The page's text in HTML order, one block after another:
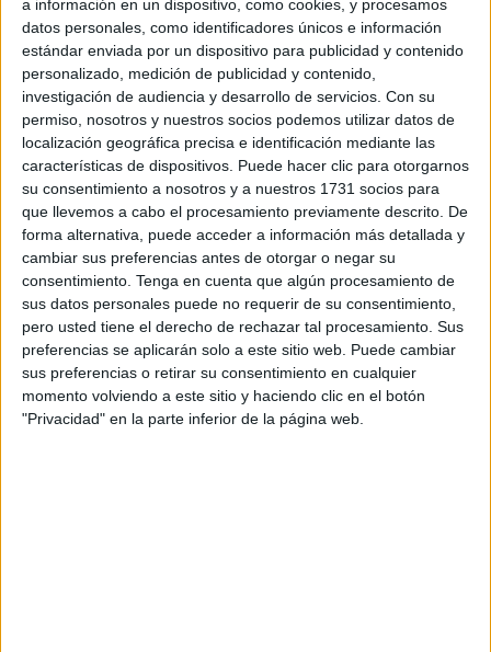
a información en un dispositivo, como cookies, y procesamos
datos personales, como identificadores únicos e información
estándar enviada por un dispositivo para publicidad y contenido
personalizado, medición de publicidad y contenido,
investigación de audiencia y desarrollo de servicios. Con su
permiso, nosotros y nuestros socios podemos utilizar datos de
localización geográfica precisa e identificación mediante las
características de dispositivos. Puede hacer clic para otorgarnos
su consentimiento a nosotros y a nuestros 1731 socios para
que llevemos a cabo el procesamiento previamente descrito. De
forma alternativa, puede acceder a información más detallada y
cambiar sus preferencias antes de otorgar o negar su
consentimiento. Tenga en cuenta que algún procesamiento de
sus datos personales puede no requerir de su consentimiento,
pero usted tiene el derecho de rechazar tal procesamiento. Sus
preferencias se aplicarán solo a este sitio web. Puede cambiar
sus preferencias o retirar su consentimiento en cualquier
momento volviendo a este sitio y haciendo clic en el botón
"Privacidad" en la parte inferior de la página web.
adquisición y registro del solar de 3.466 metros cuadrados
de superficie adquirido a Defensa por casi 150.000 euros
para reubicar la iglesia dela Almadraba, que tuvo que ser
cerrada en febrero de 2021 tras ser declarada en ruina.
La Ciudad ha pactado con la
feligresía sacar a concurso la obra y
no encargársela a Tragsa
Se trata de una capilla con una sola planta para iglesia de
una nave y habitación para sacristía con torre y cripta
inferior que fue inaugurada el 1 de noviembre de 1940 con
el nombre ‘de Todos los Santos’ y rebautizada como ‘de
Todos los Santos Nuestra Señora del Carmen’ en 1996.